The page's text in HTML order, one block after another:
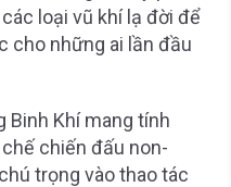
loại vũ khí lạ đời để
cho những ai lần đầu
Binh Khí mang tính
chiến đấu non-
trọng vào thao tác